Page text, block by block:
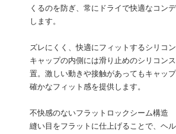
くるのを防ぎ、常にドライで快適なコン
します。
ズレにくく、快適にフィットするシリコ
キャップの内側には滑り止めのシリコン
置。激しい動きや接触があってもキャップ
確かなフィット感を提供します。
不快感のないフラットロックシーム構造
縫い目をフラットに仕上げることで、ヘ